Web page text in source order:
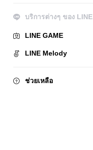
บริการต่างๆ ของ LINE
LINE GAME
LINE Melody
ช่วยเหลือ